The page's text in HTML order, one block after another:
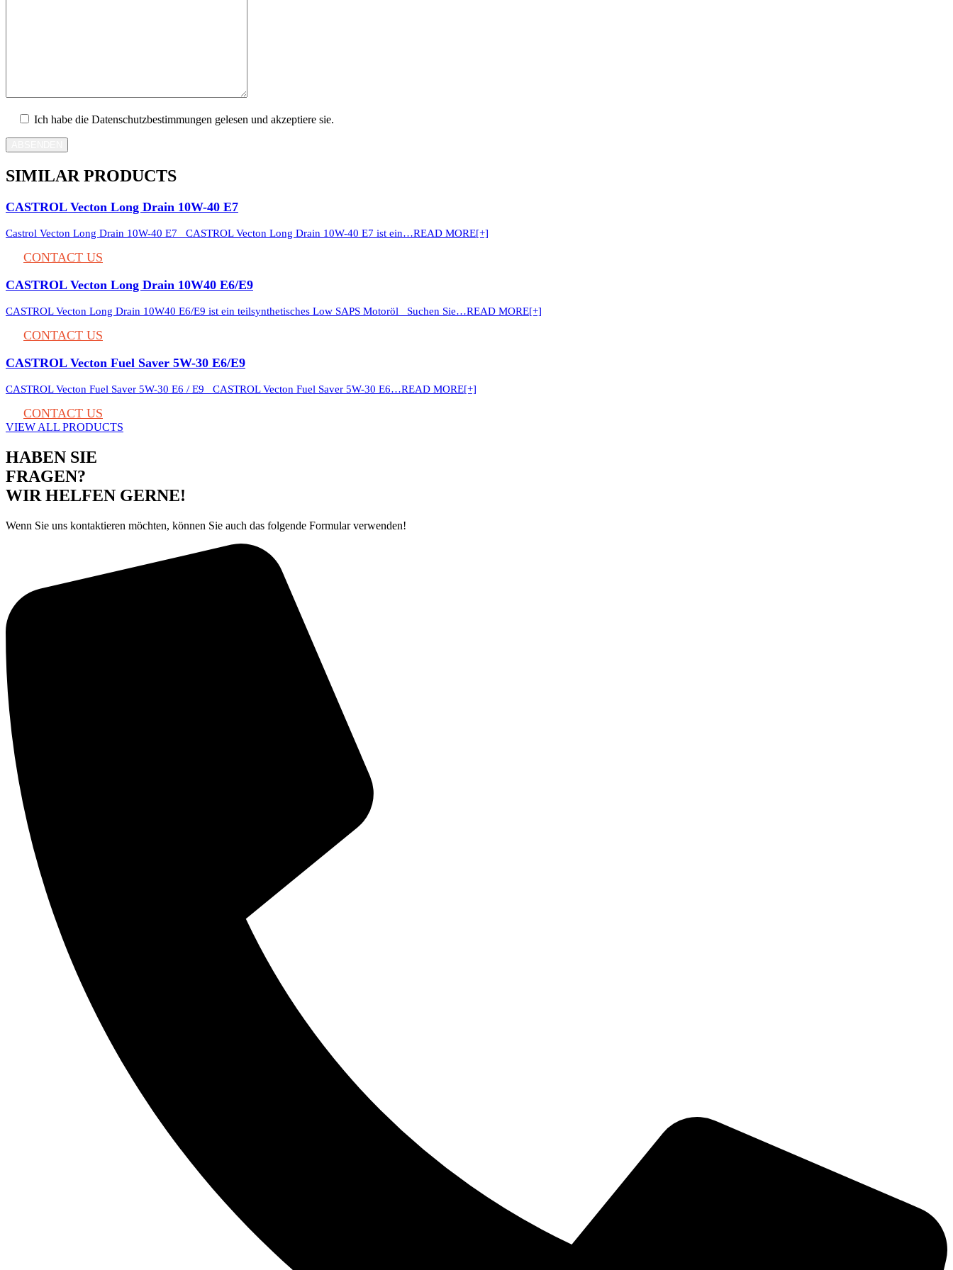
Ich habe die Datenschutzbestimmungen gelesen und akzeptiere sie.
SIMILAR PRODUCTS
CASTROL Vecton Long Drain 10W-40 E7
Castrol Vecton Long Drain 10W-40 E7 CASTROL Vecton Long Drain 10W-40 E7 ist ein…READ MORE[+]
CONTACT US
CASTROL Vecton Long Drain 10W40 E6/E9
CASTROL Vecton Long Drain 10W40 E6/E9 ist ein teilsynthetisches Low SAPS Motoröl Suchen Sie…READ MORE[+]
CONTACT US
CASTROL Vecton Fuel Saver 5W-30 E6/E9
CASTROL Vecton Fuel Saver 5W-30 E6 / E9 CASTROL Vecton Fuel Saver 5W-30 E6…READ MORE[+]
CONTACT US
VIEW ALL PRODUCTS
HABEN SIE
FRAGEN?
WIR HELFEN GERNE!
Wenn Sie uns kontaktieren möchten, können Sie auch das folgende Formular verwenden!